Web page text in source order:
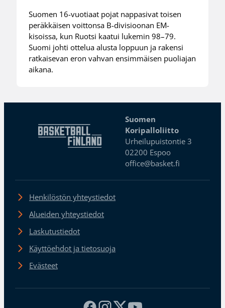
Suomen 16-vuotiaat pojat nappasivat toisen
peräkkäisen voittonsa B-divisioonan EM-
kisoissa, kun Ruotsi kaatui lukemin 98–79.
Suomi johti ottelua alusta loppuun ja rakensi
ratkaisevan eron vahvan ensimmäisen puoliajan
aikana.
Suomen
Koripalloliitto
Urheilupuistontie 3
02200 Espoo
office@basket.fi
Henkilöstön yhteystiedot
Alueiden yhteystiedot
Laskutustiedot
Käyttöehdot ja tietosuoja
Evästeet